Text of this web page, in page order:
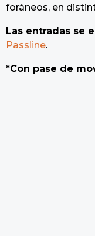
foráneos, en
Las entradas se
Passline.
*Con pase de